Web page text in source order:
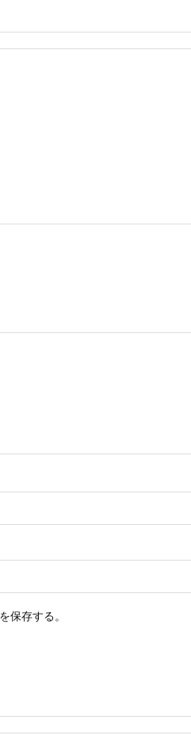
保存する。